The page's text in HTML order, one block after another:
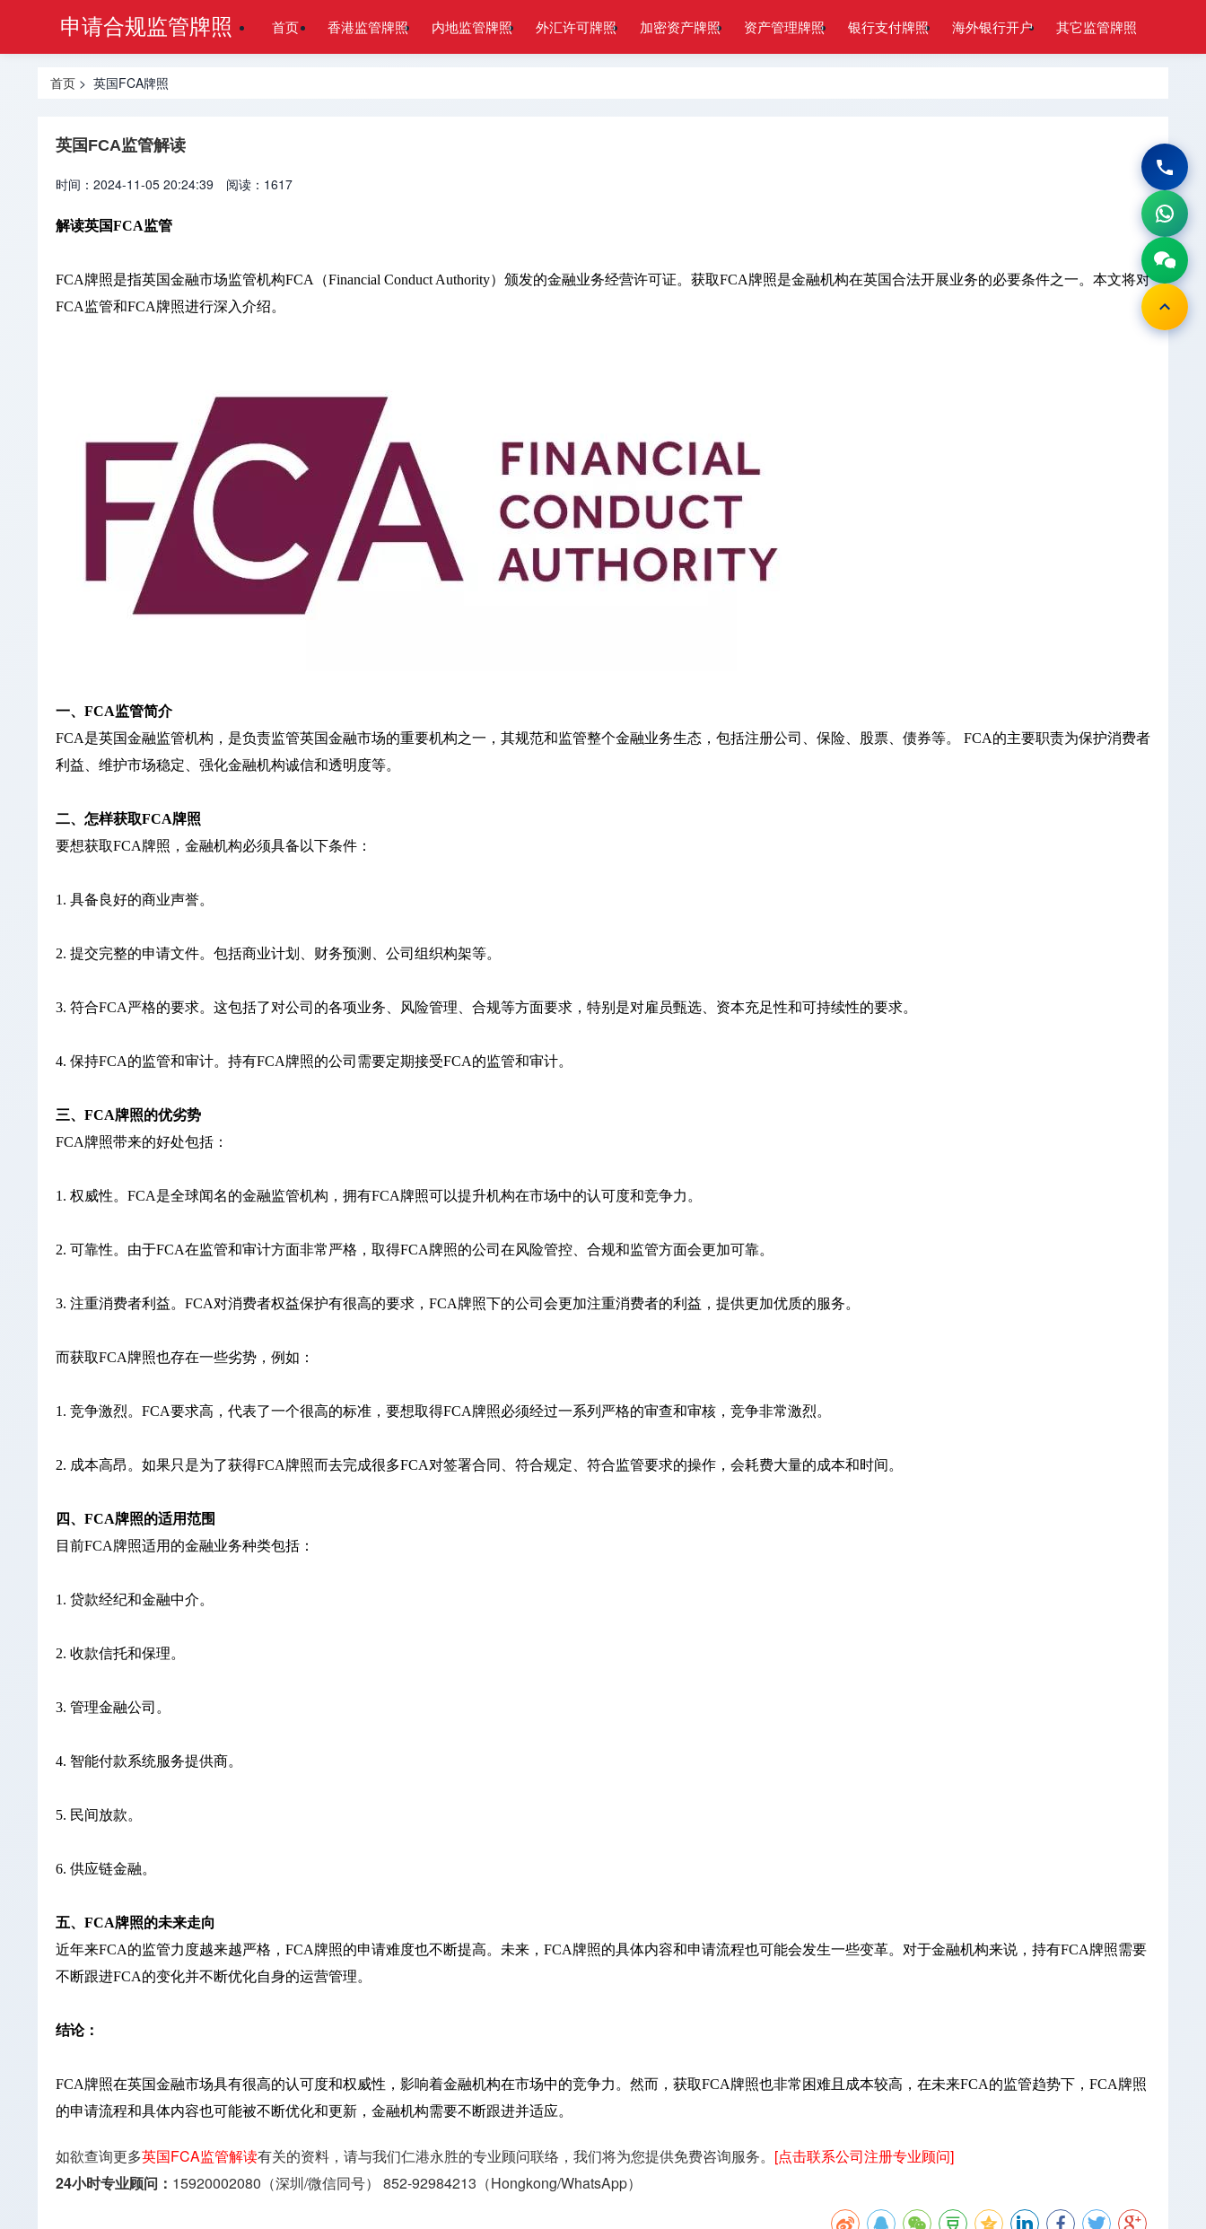
申请合规监管牌照 首页 香港监管牌照 内地监管牌照 外汇许可牌照 加密资产牌照 资产管理牌照 银行支付牌照 海外银行开户 其它监管牌照
首页 > 英国FCA牌照
英国FCA监管解读
时间：2024-11-05 20:24:39 阅读：1617
解读英国FCA监管
FCA牌照是指英国金融市场监管机构FCA（Financial Conduct Authority）颁发的金融业务经营许可证。获取FCA牌照是金融机构在英国合法开展业务的必要条件之一。本文将对
FCA监管和FCA牌照进行深入介绍。
一、FCA监管简介
FCA是英国金融监管机构，是负责监管英国金融市场的重要机构之一，其规范和监管整个金融业务生态，包括注册公司、保险、股票、债券等。 FCA的主要职责为保护消费者
利益、维护市场稳定、强化金融机构诚信和透明度等。
二、怎样获取FCA牌照
要想获取FCA牌照，金融机构必须具备以下条件：
1. 具备良好的商业声誉。
2. 提交完整的申请文件。包括商业计划、财务预测、公司组织构架等。
3. 符合FCA严格的要求。这包括了对公司的各项业务、风险管理、合规等方面要求，特别是对雇员甄选、资本充足性和可持续性的要求。
4. 保持FCA的监管和审计。持有FCA牌照的公司需要定期接受FCA的监管和审计。
三、FCA牌照的优劣势
FCA牌照带来的好处包括：
1. 权威性。FCA是全球闻名的金融监管机构，拥有FCA牌照可以提升机构在市场中的认可度和竞争力。
2. 可靠性。由于FCA在监管和审计方面非常严格，取得FCA牌照的公司在风险管控、合规和监管方面会更加可靠。
3. 注重消费者利益。FCA对消费者权益保护有很高的要求，FCA牌照下的公司会更加注重消费者的利益，提供更加优质的服务。
而获取FCA牌照也存在一些劣势，例如：
1. 竞争激烈。FCA要求高，代表了一个很高的标准，要想取得FCA牌照必须经过一系列严格的审查和审核，竞争非常激烈。
2. 成本高昂。如果只是为了获得FCA牌照而去完成很多FCA对签署合同、符合规定、符合监管要求的操作，会耗费大量的成本和时间。
四、FCA牌照的适用范围
目前FCA牌照适用的金融业务种类包括：
1. 贷款经纪和金融中介。
2. 收款信托和保理。
3. 管理金融公司。
4. 智能付款系统服务提供商。
5. 民间放款。
6. 供应链金融。
五、FCA牌照的未来走向
近年来FCA的监管力度越来越严格，FCA牌照的申请难度也不断提高。未来，FCA牌照的具体内容和申请流程也可能会发生一些变革。对于金融机构来说，持有FCA牌照需要
不断跟进FCA的变化并不断优化自身的运营管理。
结论：
FCA牌照在英国金融市场具有很高的认可度和权威性，影响着金融机构在市场中的竞争力。然而，获取FCA牌照也非常困难且成本较高，在未来FCA的监管趋势下，FCA牌照
的申请流程和具体内容也可能被不断优化和更新，金融机构需要不断跟进并适应。
如欲查询更多英国FCA监管解读有关的资料，请与我们仁港永胜的专业顾问联络，我们将为您提供免费咨询服务。 [点击联系公司注册专业顾问]
24小时专业顾问： 15920002080（深圳/微信同号） 852-92984213（Hongkong/WhatsApp）